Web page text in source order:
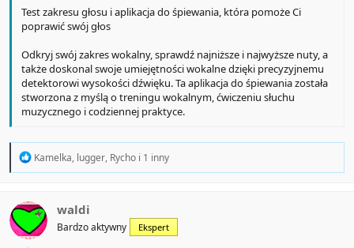
Test zakresu głosu i aplikacja do śpiewania, która pomoże Ci
poprawić swój głos
Odkryj swój zakres wokalny, sprawdź najniższe i najwyższe nuty, a
także doskonal swoje umiejętności wokalne dzięki precyzyjnemu
detektorowi wysokości dźwięku. Ta aplikacja do śpiewania została
stworzona z myślą o treningu wokalnym, ćwiczeniu słuchu
muzycznego i codziennej praktyce.
R
t
i
o
Kamelka, lugger, Rycho i 1 inny
waldi
Bardzo aktywny Ekspert